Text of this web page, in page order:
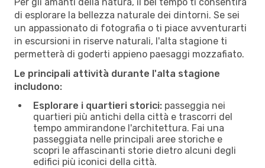
di esplorare la bellezza naturale dei dintorni. Se sei
un appassionato di fotografia o ti piace avventurarti
in escursioni in riserve naturali, l'alta stagione ti
permetterà di goderti appieno paesaggi mozzafiato.
Le principali attività durante l'alta stagione
includono:
Esplorare i quartieri storici: passeggia nei
quartieri più antichi della città e trascorri del
tempo ammirandone l'architettura. Fai una
passeggiata nelle principali aree storiche e
scopri le affascinanti storie dietro alcuni degli
edifici più iconici della città.